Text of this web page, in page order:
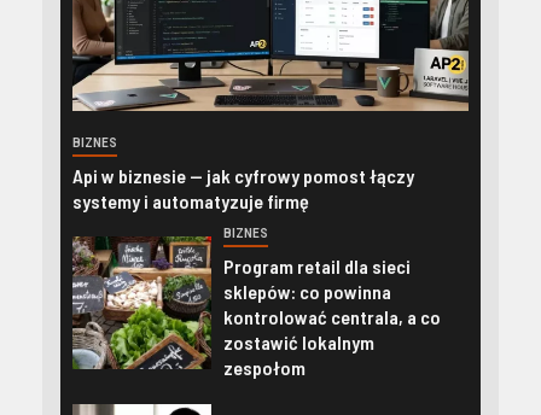
BIZNES
Api w biznesie — jak cyfrowy pomost łączy
systemy i automatyzuje firmę
BIZNES
Program retail dla sieci
sklepów: co powinna
kontrolować centrala, a co
zostawić lokalnym
zespołom